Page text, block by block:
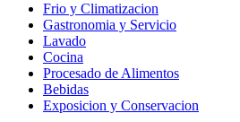
Frio y Climatizacion
Gastronomia y Servicio
Lavado
Cocina
Procesado de Alimentos
Bebidas
Exposicion y Conservacion